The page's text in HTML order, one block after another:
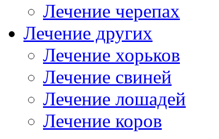
Лечение черепах
Лечение других
Лечение хорьков
Лечение свиней
Лечение лошадей
Лечение коров